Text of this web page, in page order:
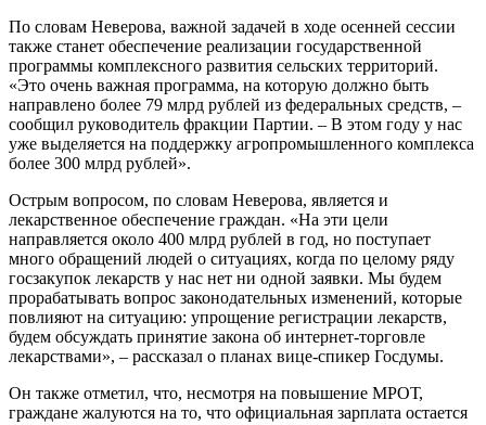
По словам Неверова, важной задачей в ходе осенней сессии
также станет обеспечение реализации государственной
программы комплексного развития сельских территорий.
«Это очень важная программа, на которую должно быть
направлено более 79 млрд рублей из федеральных средств, –
сообщил руководитель фракции Партии. – В этом году у нас
уже выделяется на поддержку агропромышленного комплекса
более 300 млрд рублей».
Острым вопросом, по словам Неверова, является и
лекарственное обеспечение граждан. «На эти цели
направляется около 400 млрд рублей в год, но поступает
много обращений людей о ситуациях, когда по целому ряду
госзакупок лекарств у нас нет ни одной заявки. Мы будем
прорабатывать вопрос законодательных изменений, которые
повлияют на ситуацию: упрощение регистрации лекарств,
будем обсуждать принятие закона об интернет-торговле
лекарствами», – рассказал о планах вице-спикер Госдумы.
Он также отметил, что, несмотря на повышение МРОТ,
граждане жалуются на то, что официальная зарплата остается